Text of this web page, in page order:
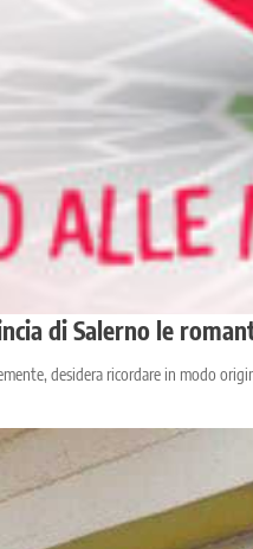
di Salerno le
desidera ricordare in modo